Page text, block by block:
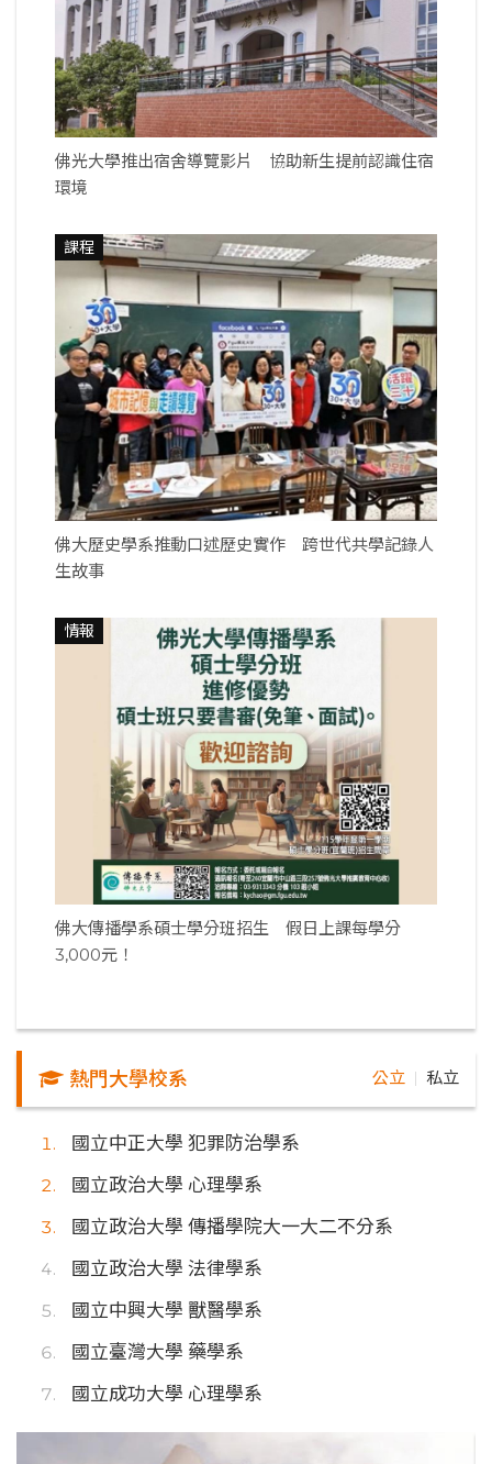
佛光大學推出宿舍導覽影片 協助新生提前認識住宿
環境
課程
佛大歷史學系推動口述歷史實作 跨世代共學記錄人
生故事
情報
佛大傳播學系碩士學分班招生 假日上課每學分
3,000元！
熱門大學校系 公立 私立
國立中正大學 犯罪防治學系
國立政治大學 心理學系
國立政治大學 傳播學院大一大二不分系
國立政治大學 法律學系
國立中興大學 獸醫學系
國立臺灣大學 藥學系
國立成功大學 心理學系